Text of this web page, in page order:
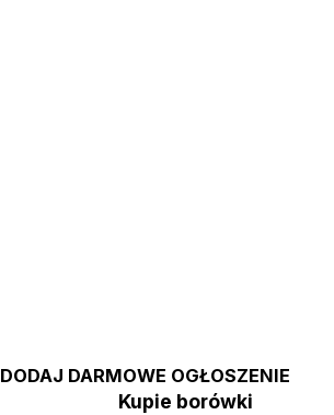
DODAJ DARMOWE OGŁOSZENIE
Kupie borówki